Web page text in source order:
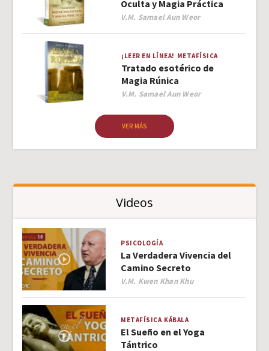
Oculta y Magia Práctica
Author
V.M. Samael Aun Weor
¡LEER EN LÍNEA! METAFÍSICA
Tratado esotérico de
Magia Rúnica
Author
V.M. Samael Aun Weor
VER MÁS
Videos
PSICOLOGÍA
La Verdadera Vivencia del
Camino Secreto
Author
V.M. Kwen Khan Khu
METAFÍSICA KÁBALA
El Sueño en el Yoga
Tántrico